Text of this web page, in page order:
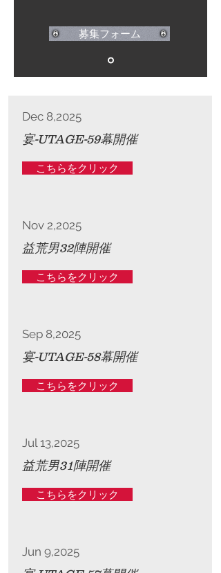
募集フォーム
Dec 8,2025
宴-UTAGE-59幕開催
こちらをクリック
Nov 2,2025
益荒男32陣開催
こちらをクリック
Sep 8,2025
宴-UTAGE-58幕開催
こちらをクリック
Jul 13,2025
益荒男31陣開催
こちらをクリック
Jun 9,2025